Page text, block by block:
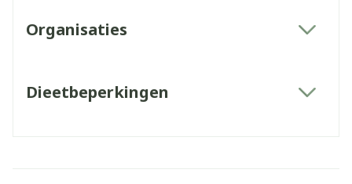
Organisaties
Dieetbeperkingen